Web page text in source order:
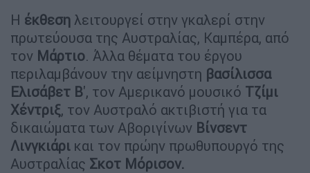
Η έκθεση λειτουργεί στην γκαλερί στην
πρωτεύουσα της Αυστραλίας, Καμπέρα, από
τον Μάρτιο. Άλλα θέματα του έργου
περιλαμβάνουν την αείμνηστη βασίλισσα
Ελισάβετ Β', τον Αμερικανό μουσικό Τζίμι
Χέντριξ, τον Αυστραλό ακτιβιστή για τα
δικαιώματα των Αβοριγίνων Βίνσεντ
Λινγκιάρι και τον πρώην πρωθυπουργό της
Αυστραλίας Σκοτ Μόρισον.